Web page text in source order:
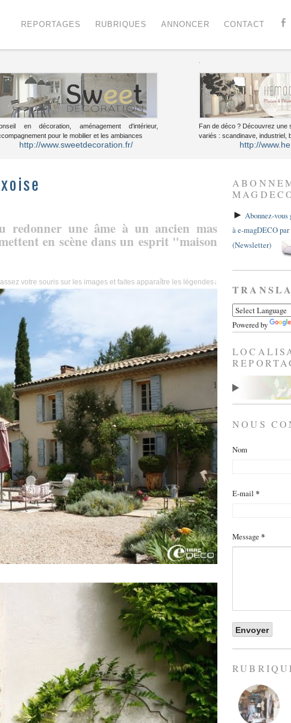
REPORTAGES RUBRIQUES ANNONCER CONTACT
en décoration, aménagement d'intérieur,
pour le mobilier et les ambiances
http://www.sweetdecoration.fr/
Fan de déco ? Découvrez une
variés : scandinave, industriel,
http://
redonner une âme à un ancien mas
en scène dans un esprit "maison
votre souris sur les images et faites apparaître les légendes↓
► Abonnez-
à e-magDECO
(Newsletter)
Powered by
NOUS
Nom
E-mail *
Message *